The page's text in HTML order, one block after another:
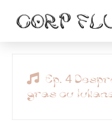
Ep. 4
gras cu